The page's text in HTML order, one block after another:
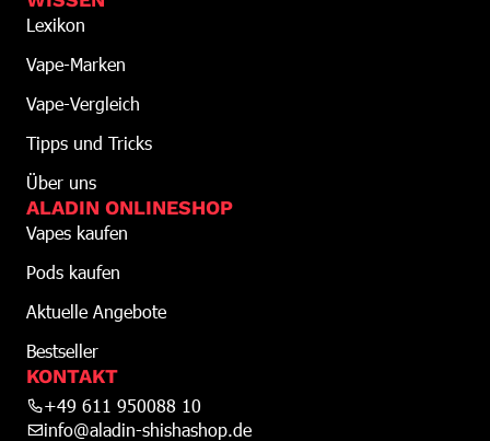
Lexikon
Vape-Marken
Vape-Vergleich
Tipps und Tricks
Über uns
ALADIN ONLINESHOP
Vapes kaufen
Pods kaufen
Aktuelle Angebote
Bestseller
KONTAKT
+49 611 950088 10
info@aladin-shishashop.de